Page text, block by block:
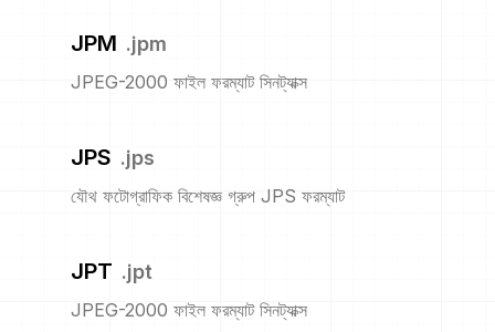
JPM .jpm
JPEG-2000 ফাইল ফরম্যাট সিনট্যাক্স
JPS .jps
যৌথ ফটোগ্রাফিক বিশেষজ্ঞ গ্রুপ JPS ফরম্যাট
JPT .jpt
JPEG-2000 ফাইল ফরম্যাট সিনট্যাক্স